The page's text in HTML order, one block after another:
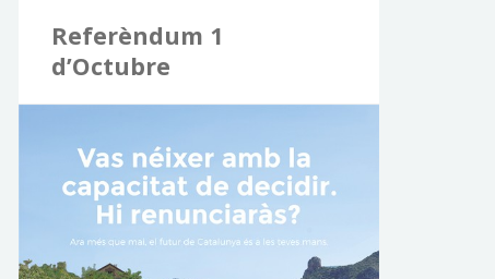
c
a
:
Referèndum 1
d’Octubre